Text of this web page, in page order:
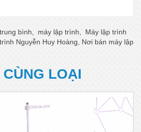
bình, máy lập trình,
Máy lập trình
Nguyễn Huy Hoàng, Nơi bán máy lập
LOẠI